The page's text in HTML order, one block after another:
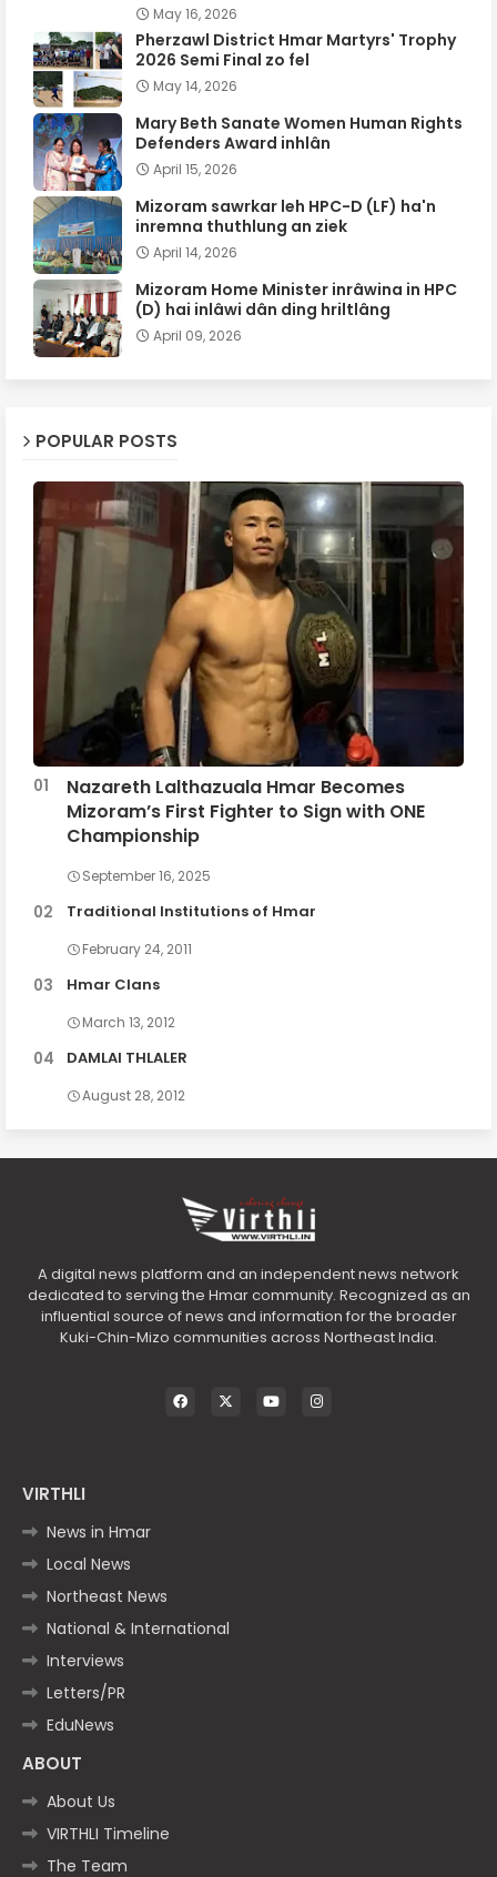
May 16, 2026
Pherzawl District Hmar Martyrs' Trophy
2026 Semi Final zo fel
May 14, 2026
Mary Beth Sanate Women Human Rights
Defenders Award inhlân
April 15, 2026
Mizoram sawrkar leh HPC-D (LF) ha'n
inremna thuthlung an ziek
April 14, 2026
Mizoram Home Minister inrâwina in HPC
(D) hai inlâwi dân ding hriltlâng
April 09, 2026
POPULAR POSTS
Nazareth Lalthazuala Hmar Becomes
Mizoram’s First Fighter to Sign with ONE
Championship
September 16, 2025
Traditional Institutions of Hmar
February 24, 2011
Hmar Clans
March 13, 2012
DAMLAI THLALER
August 28, 2012
A digital news platform and an independent news network
dedicated to serving the Hmar community. Recognized as an
influential source of news and information for the broader
Kuki-Chin-Mizo communities across Northeast India.
VIRTHLI
News in Hmar
Local News
Northeast News
National & International
Interviews
Letters/PR
EduNews
ABOUT
About Us
VIRTHLI Timeline
The Team